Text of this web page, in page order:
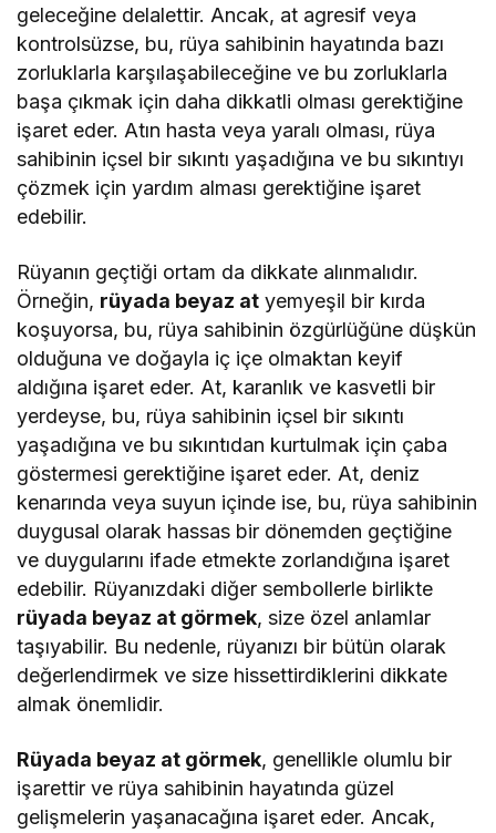
geleceğine delalettir. Ancak, at agresif veya
kontrolsüzse, bu, rüya sahibinin hayatında bazı
zorluklarla karşılaşabileceğine ve bu zorluklarla
başa çıkmak için daha dikkatli olması gerektiğine
işaret eder. Atın hasta veya yaralı olması, rüya
sahibinin içsel bir sıkıntı yaşadığına ve bu sıkıntıyı
çözmek için yardım alması gerektiğine işaret
edebilir.
Rüyanın geçtiği ortam da dikkate alınmalıdır.
Örneğin, rüyada beyaz at yemyeşil bir kırda
koşuyorsa, bu, rüya sahibinin özgürlüğüne düşkün
olduğuna ve doğayla iç içe olmaktan keyif
aldığına işaret eder. At, karanlık ve kasvetli bir
yerdeyse, bu, rüya sahibinin içsel bir sıkıntı
yaşadığına ve bu sıkıntıdan kurtulmak için çaba
göstermesi gerektiğine işaret eder. At, deniz
kenarında veya suyun içinde ise, bu, rüya sahibinin
duygusal olarak hassas bir dönemden geçtiğine
ve duygularını ifade etmekte zorlandığına işaret
edebilir. Rüyanızdaki diğer sembollerle birlikte
rüyada beyaz at görmek, size özel anlamlar
taşıyabilir. Bu nedenle, rüyanızı bir bütün olarak
değerlendirmek ve size hissettirdiklerini dikkate
almak önemlidir.
Rüyada beyaz at görmek, genellikle olumlu bir
işarettir ve rüya sahibinin hayatında güzel
gelişmelerin yaşanacağına işaret eder. Ancak,